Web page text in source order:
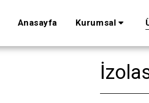
Anasayfa Kurumsal